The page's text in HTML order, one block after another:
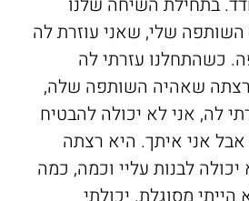
שלי, שאני עוזרת לה
כשהתחלנו עזרתי לה
שאהיה השותפה שלה,
לה, אני לא יכולה להבטיח
אני איתך. היא רצתה
לבנות עליי וכמה, כמה